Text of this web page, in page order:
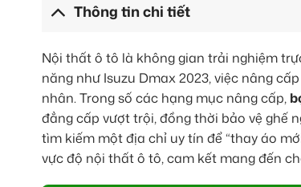
Thông tin chi tiết
Nội thất ô tô là không gian trải nghiệm
năng như Isuzu Dmax 2023, việc nâng
nhân. Trong số các hạng mục nâng cấp,
đẳng cấp vượt trội, đồng thời bảo vệ ghế
tìm kiếm một địa chỉ uy tín để “thay áo
vực độ nội thất ô tô, cam kết mang đến